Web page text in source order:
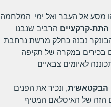
מסע אל העבר ואל ימי המלחמה
קרקעיים הרבים שנבנו
נבנה כחלק מרשת נרחבת
בכירים במקרה של תקיפה
לאיומים צבאיים
הבקטאשית, ונכיר את הפנים
הזה של האיסלאם המטיף